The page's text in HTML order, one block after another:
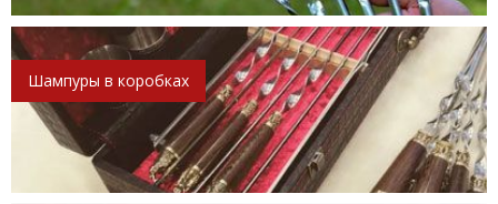
Шампуры в коробках